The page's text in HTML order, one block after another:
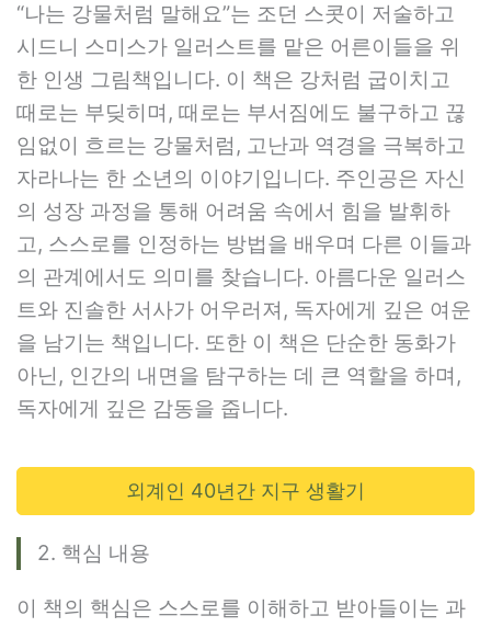
“나는 강물처럼 말해요”는 조던 스콧이 저술하고
시드니 스미스가 일러스트를 맡은 어른이들을 위
한 인생 그림책입니다. 이 책은 강처럼 굽이치고
때로는 부딪히며, 때로는 부서짐에도 불구하고 끊
임없이 흐르는 강물처럼, 고난과 역경을 극복하고
자라나는 한 소년의 이야기입니다. 주인공은 자신
의 성장 과정을 통해 어려움 속에서 힘을 발휘하
고, 스스로를 인정하는 방법을 배우며 다른 이들과
의 관계에서도 의미를 찾습니다. 아름다운 일러스
트와 진솔한 서사가 어우러져, 독자에게 깊은 여운
을 남기는 책입니다. 또한 이 책은 단순한 동화가
아닌, 인간의 내면을 탐구하는 데 큰 역할을 하며,
독자에게 깊은 감동을 줍니다.
외계인 40년간 지구 생활기
2. 핵심 내용
이 책의 핵심은 스스로를 이해하고 받아들이는 과